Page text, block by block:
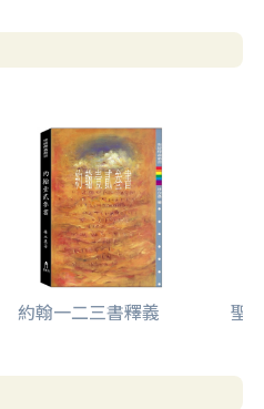
約翰一二三書釋義 聖